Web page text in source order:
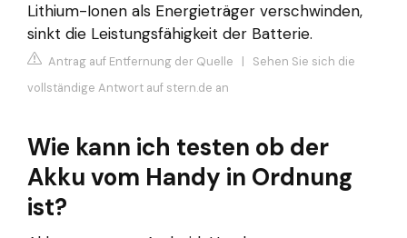
Lithium-Ionen als Energieträger verschwinden,
sinkt die Leistungsfähigkeit der Batterie.
Antrag auf Entfernung der Quelle | Sehen Sie sich die
vollständige Antwort auf stern.de an
Wie kann ich testen ob der
Akku vom Handy in Ordnung
ist?